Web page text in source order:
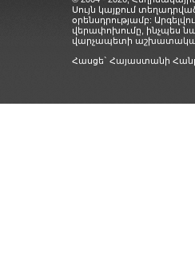
Սույն կայքում
օրենսդրությամբ:
վերափոխումը, ինչպես
վարչապետի
Հասցե` Հայաստանի